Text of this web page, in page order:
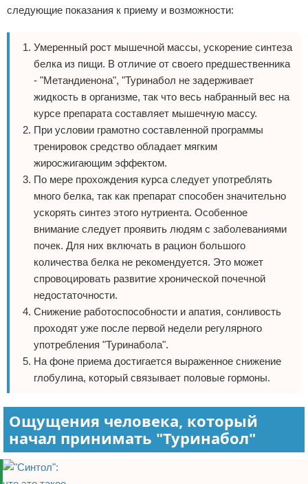
следующие показания к приему и возможности:
Умеренный рост мышечной массы, ускорение синтеза
белка из пищи. В отличие от своего предшественника
- "Метандиенона", "Туринабол не задерживает
жидкость в организме, так что весь набранный вес на
курсе препарата составляет мышечную массу.
При условии грамотно составленной программы
тренировок средство обладает мягким
жиросжигающим эффектом.
По мере прохождения курса следует употреблять
много белка, так как препарат способен значительно
ускорять синтез этого нутриента. Особенное
внимание следует проявить людям с заболеваниями
почек. Для них включать в рацион большого
количества белка не рекомендуется. Это может
спровоцировать развитие хронической почечной
недостаточности.
Снижение работоспособности и апатия, сонливость
проходят уже после первой недели регулярного
употребления "Туринабола".
На фоне приема достигается выраженное снижение
глобулина, который связывает половые гормоны.
Ощущения человека, который
начал принимать "Туринабол"